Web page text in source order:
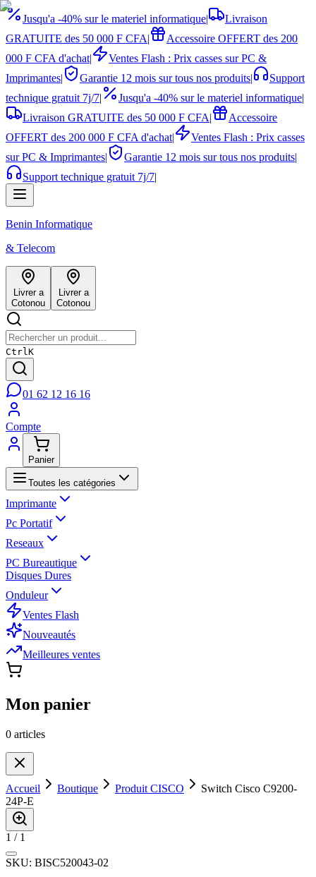
Jusqu'a -40% sur le materiel informatique|
Livraison
GRATUITE des 50 000 F CFA|
Accessoire OFFERT des 200
000 F CFA d'achat|
Ventes Flash : Prix casses sur PC &
Imprimantes| Garantie 12 mois sur tous nos produits|
Support
technique gratuit 7j/7| Jusqu'a -40% sur le materiel informatique|
Livraison GRATUITE des 50 000 F CFA|
Accessoire
OFFERT des 200 000 F CFA d'achat|
Ventes Flash : Prix casses
sur PC & Imprimantes| Garantie 12 mois sur tous nos produits|
Support technique gratuit 7j/7|
Benin Informatique
& Telecom
Livrer a
Cotonou
Livrer a
Cotonou
CtrlK
01 62 12 16 16
Compte
Panier
Toutes les catégories
Imprimante
Pc Portatif
Reseaux
PC Bureautique
Disques Dures
Onduleur
Ventes Flash
Nouveautés
Meilleures ventes
Mon panier
0 articles
Accueil Boutique Produit CISCO
Switch Cisco C9200-
24P-E
1 / 1
SKU: BISC520043-02